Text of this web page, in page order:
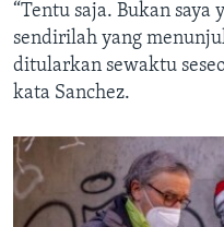
“Tentu saja. Bukan saya
sendirilah yang
ditularkan sewaktu
kata Sanchez.